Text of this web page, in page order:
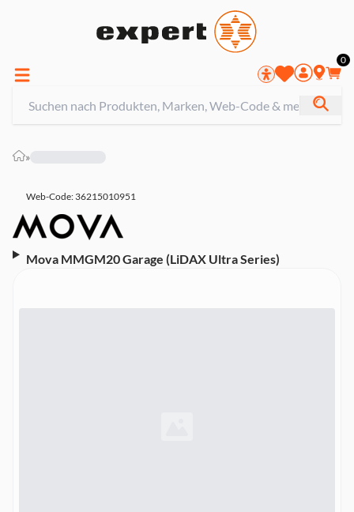
0
»
Web-Code: 36215010951
Mova MMGM20 Garage (LiDAX Ultra Series)